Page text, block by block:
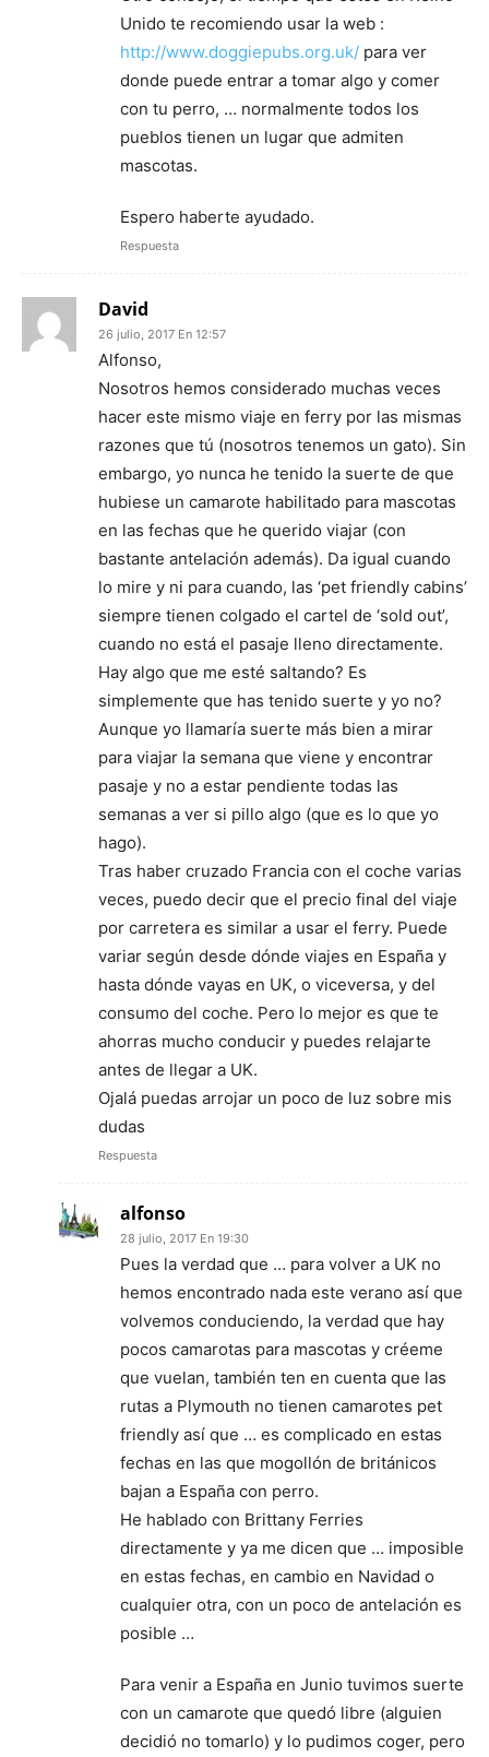
Unido te recomiendo usar la web :
http://www.doggiepubs.org.uk/ para ver
donde puede entrar a tomar algo y comer
con tu perro, … normalmente todos los
pueblos tienen un lugar que admiten
mascotas.
Espero haberte ayudado.
Respuesta
David
26 julio, 2017 En 12:57
Alfonso,
Nosotros hemos considerado muchas veces
hacer este mismo viaje en ferry por las mismas
razones que tú (nosotros tenemos un gato). Sin
embargo, yo nunca he tenido la suerte de que
hubiese un camarote habilitado para mascotas
en las fechas que he querido viajar (con
bastante antelación además). Da igual cuando
lo mire y ni para cuando, las ‘pet friendly cabins’
siempre tienen colgado el cartel de ‘sold out’,
cuando no está el pasaje lleno directamente.
Hay algo que me esté saltando? Es
simplemente que has tenido suerte y yo no?
Aunque yo llamaría suerte más bien a mirar
para viajar la semana que viene y encontrar
pasaje y no a estar pendiente todas las
semanas a ver si pillo algo (que es lo que yo
hago).
Tras haber cruzado Francia con el coche varias
veces, puedo decir que el precio final del viaje
por carretera es similar a usar el ferry. Puede
variar según desde dónde viajes en España y
hasta dónde vayas en UK, o viceversa, y del
consumo del coche. Pero lo mejor es que te
ahorras mucho conducir y puedes relajarte
antes de llegar a UK.
Ojalá puedas arrojar un poco de luz sobre mis
dudas
Respuesta
alfonso
28 julio, 2017 En 19:30
Pues la verdad que … para volver a UK no
hemos encontrado nada este verano así que
volvemos conduciendo, la verdad que hay
pocos camarotas para mascotas y créeme
que vuelan, también ten en cuenta que las
rutas a Plymouth no tienen camarotes pet
friendly así que … es complicado en estas
fechas en las que mogollón de británicos
bajan a España con perro.
He hablado con Brittany Ferries
directamente y ya me dicen que … imposible
en estas fechas, en cambio en Navidad o
cualquier otra, con un poco de antelación es
posible …
Para venir a España en Junio tuvimos suerte
con un camarote que quedó libre (alguien
decidió no tomarlo) y lo pudimos coger, pero